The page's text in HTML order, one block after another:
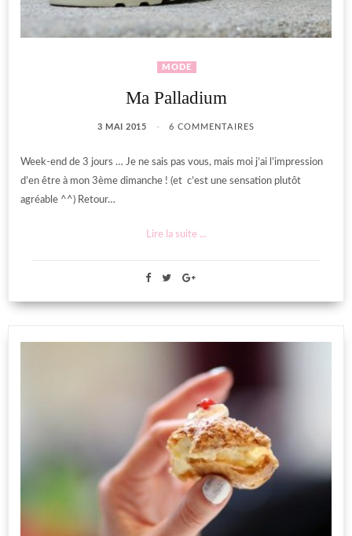
MODE
Ma Palladium
3 MAI 2015 6 COMMENTAIRES
Week-end de 3 jours … Je ne sais pas vous, mais moi j’ai l’impression
d’en être à mon 3ème dimanche ! (et c’est une sensation plutôt
agréable ^^) Retour…
Lire la suite ...